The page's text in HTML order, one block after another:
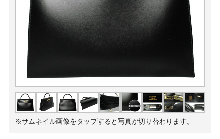
※サムネイル画像をタップすると写真が切り替わります。